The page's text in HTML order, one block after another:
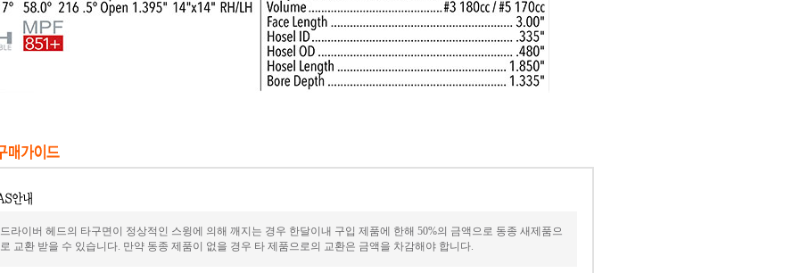
드라이버 헤드의 타구면이 정상적인 스윙에 의해 깨지는 경우 한달이내 구입 제품에 한해 50%의 금액으로 동종 새제품으
로 교환 받을 수 있습니다. 만약 동종 제품이 없을 경우 타 제품으로의 교환은 금액을 차감해야 합니다.